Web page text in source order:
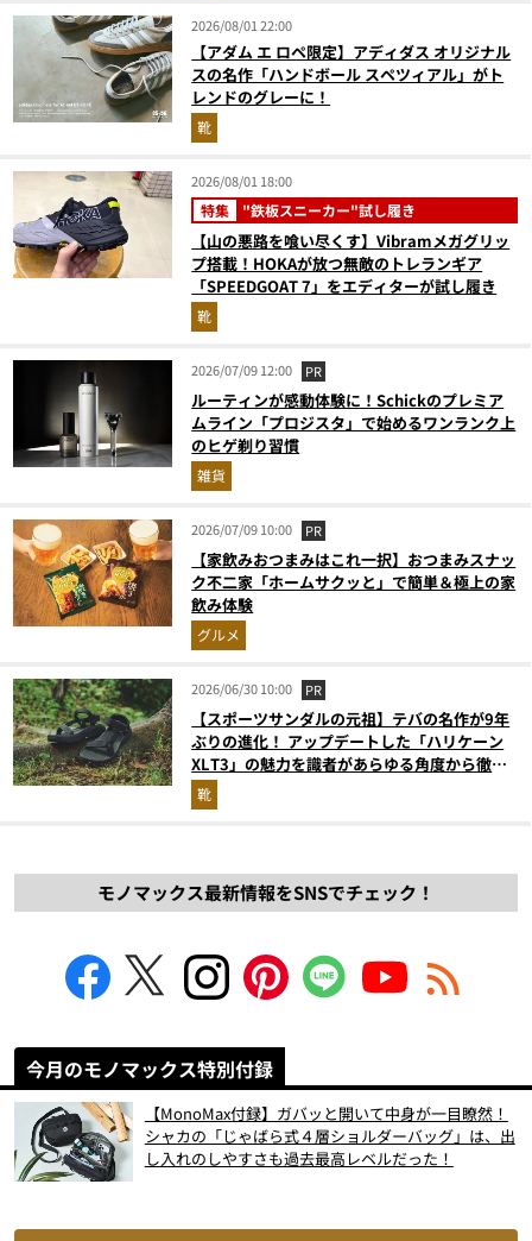
2026/08/01 22:00
【アダム エ ロペ限定】アディダス オリジナル
スの名作「ハンドボール スペツィアル」がト
レンドのグレーに！
靴
2026/08/01 18:00
特集 "鉄板スニーカー"試し履き
【山の悪路を喰い尽くす】Vibramメガグリッ
プ搭載！HOKAが放つ無敵のトレランギア
「SPEEDGOAT 7」をエディターが試し履き
靴
2026/07/09 12:00 PR
ルーティンが感動体験に！Schickのプレミア
ムライン「プロジスタ」で始めるワンランク上
のヒゲ剃り習慣
雑貨
2026/07/09 10:00 PR
【家飲みおつまみはこれ一択】おつまみスナッ
ク不二家「ホームサクッと」で簡単＆極上の家
飲み体験
グルメ
2026/06/30 10:00 PR
【スポーツサンダルの元祖】テバの名作が9年
ぶりの進化！ アップデートした「ハリケーン
XLT3」の魅力を識者があらゆる角度から徹底
解説！
靴
モノマックス最新情報をSNSでチェック！
今月のモノマックス特別付録
【MonoMax付録】ガバッと開いて中身が一目瞭然！
シャカの「じゃばら式４層ショルダーバッグ」は、出
し入れのしやすさも過去最高レベルだった！